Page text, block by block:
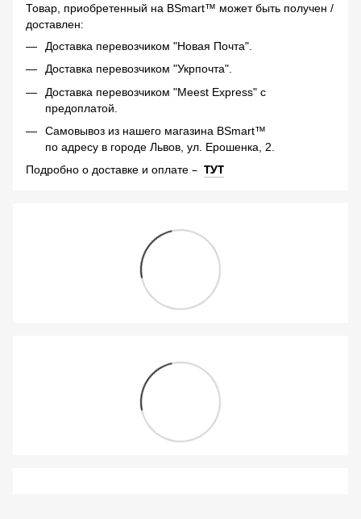
Товар, приобретенный на BSmart™ может быть получен /
доставлен:
Доставка перевозчиком "Новая Почта".
Доставка перевозчиком "Укрпочта".
Доставка перевозчиком "Meest Express" с
предоплатой.
Самовывоз из нашего магазина BSmart™
по адресу в городе Львов, ул. Ерошенка, 2.
Подробно о доставке и оплате – ТУТ